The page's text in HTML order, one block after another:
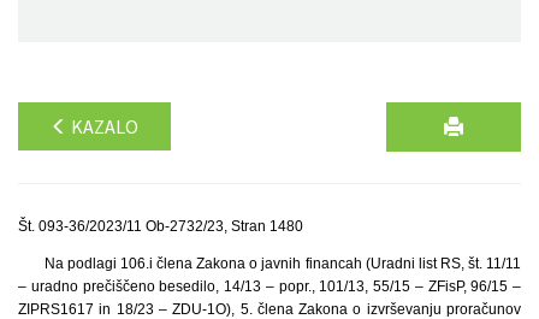
KAZALO
Št. 093-36/2023/11 Ob-2732/23, Stran 1480
Na podlagi 106.i člena Zakona o javnih financah (Uradni list RS, št. 11/11
– uradno prečiščeno besedilo, 14/13 – popr., 101/13, 55/15 – ZFisP, 96/15 –
ZIPRS1617 in 18/23 – ZDU-1O), 5. člena Zakona o izvrševanju proračunov